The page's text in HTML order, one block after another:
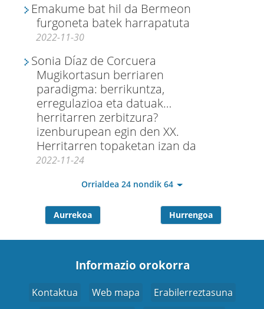
Emakume bat hil da Bermeon
furgoneta batek harrapatuta
2022-11-30
Sonia Díaz de Corcuera
Mugikortasun berriaren
paradigma: berrikuntza,
erregulazioa eta datuak…
herritarren zerbitzura?
izenburupean egin den XX.
Herritarren topaketan izan da
2022-11-24
Orrialdea 24 nondik 64
Aurrekoa Hurrengoa
Informazio orokorra
Kontaktua Web mapa
Erabilerreztasuna